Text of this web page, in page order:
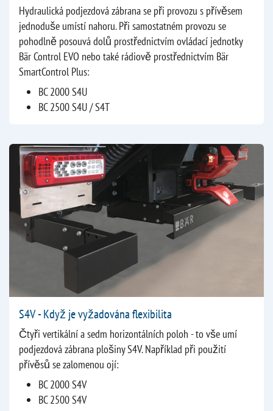
Hydraulická podjezdová zábrana se při provozu s přívěsem
jednoduše umístí nahoru. Při samostatném provozu se
pohodlně posouvá dolů prostřednictvím ovládací jednotky
Bär Control EVO nebo také rádiově prostřednictvím Bär
SmartControl Plus:
BC 2000 S4U
BC 2500 S4U / S4T
S4V - Když je vyžadována flexibilita
Čtyři vertikální a sedm horizontálních poloh - to vše umí
podjezdová zábrana plošiny S4V. Například při použití
přívěsů se zalomenou ojí:
BC 2000 S4V
BC 2500 S4V